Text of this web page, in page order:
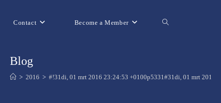
Contact Become a Member Toggle
zoeken
Blog
> 2016 > #!31di, 01 mrt 2016 23:24:53 +0100p5331#31di, 01 mrt 2016